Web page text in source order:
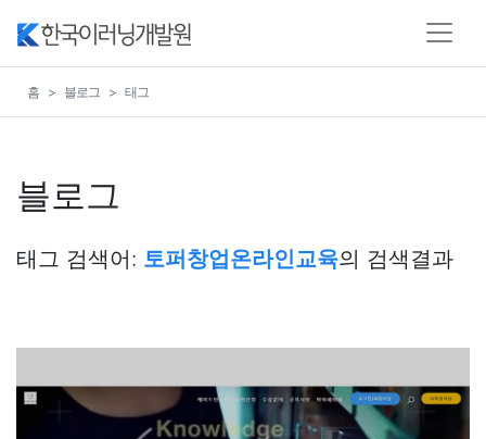
홈 블로그 태그
블로그
태그 검색어: 토퍼창업온라인교육의 검색결과